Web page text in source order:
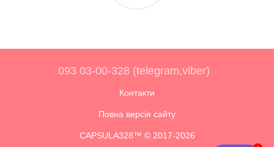
093 03-00-328 (telegram,viber)
Контакти
Повна версія сайту
CAPSULA328™ © 2017-2026